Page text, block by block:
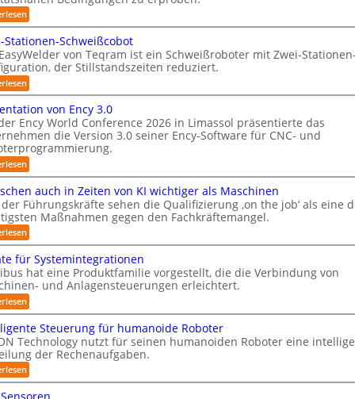
0
2
6
e
m
-
S
t
e
r
e
o
-
K
a
m
e
r
a
s
y
s
t
e
m
f
ü
r
R
o
b
l
e
-
S
y
s
e
m
f
ü
r
R
e
i
n
ä
u
m
e
b
i
s
I
S
:
L
e
i
s
t
u
n
g
s
v
e
r
g
l
e
i
c
h
v
o
n
m
i
l
i
t
ä
r
i
s
c
h
e
Stationen-Schweißcobot
von Teqram ist ein Schweißroboter mit Zwei-
der Stillstandszeiten reduziert.
:
Z
w
e
i
-
S
t
a
t
i
o
n
e
n
-
S
c
h
w
e
i
ß
c
o
b
o
t
von Ency 3.0
Ency World Conference 2026 in Limassol präsentierte das
die Version 3.0 seiner Ency-Software für CNC- und
:
P
ä
s
e
n
t
t
i
o
n
v
o
n
E
n
c
y
3
.
auch in Zeiten von KI wichtiger als Maschinen
Führungskräfte sehen die Qualifizierung ‚on the job‘ als eine
Maßnahmen gegen den Fachkräftemangel.
:
M
n
s
c
h
e
a
u
c
h
i
n
für Systemintegrationen
hat eine Produktfamilie vorgestellt, die die Verbindung von
und Anlagensteuerungen erleichtert.
:
G
e
r
ä
t
e
f
Steuerung für humanoide Roboter
Technology nutzt für seinen humanoiden Roboter eine
der Rechenaufgaben.
:
I